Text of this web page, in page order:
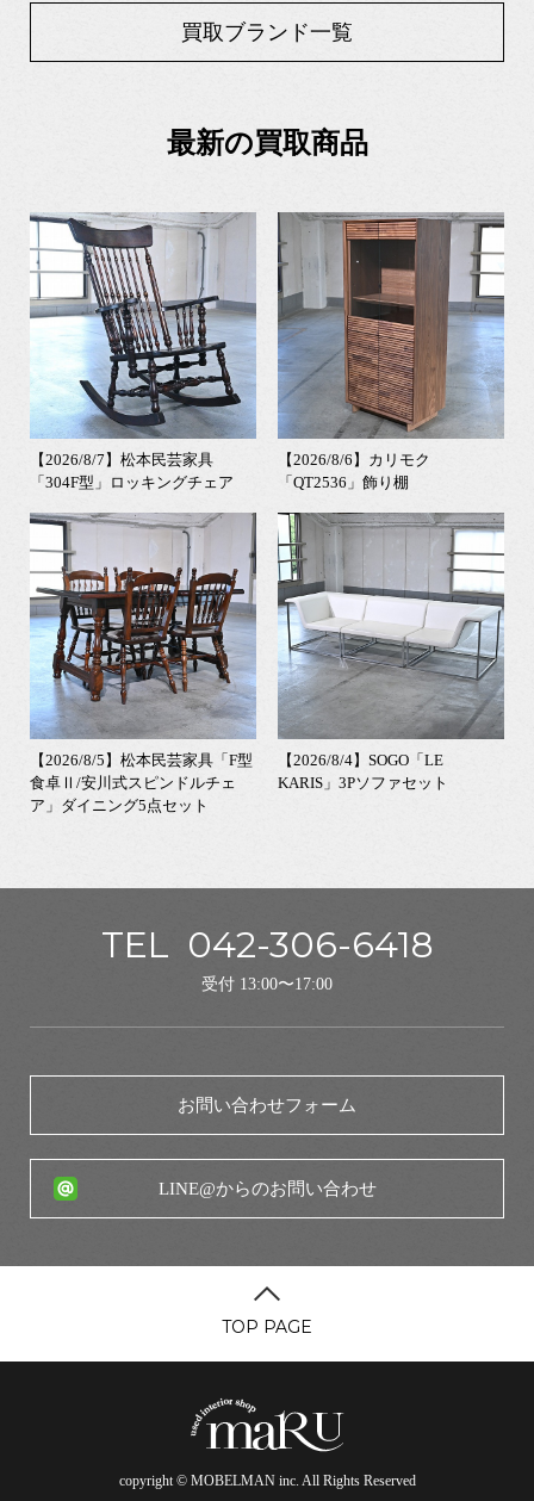
買取ブランド一覧
最新の買取商品
【2026/8/7】松本民芸家具
「304F型」ロッキングチェア
【2026/8/6】カリモク
「QT2536」飾り棚
【2026/8/5】松本民芸家具「F型
食卓Ⅱ/安川式スピンドルチェ
ア」ダイニング5点セット
【2026/8/4】SOGO「LE
KARIS」3Pソファセット
TEL 042-306-6418
受付 13:00〜17:00
お問い合わせフォーム
LINE@からのお問い合わせ
TOP PAGE
copyright © MOBELMAN inc. All Rights Reserved